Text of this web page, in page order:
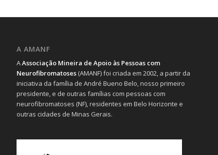
A AMANF
AAssociação Mineira de Apoio às Pessoas com
Neurofibromatoses(AMANF) foi criada em 2002, a partir da
iniciativa da família de André Bueno Belo, nosso primeiro
presidente, e de outras famílias com pessoas com
neurofibromatoses (NF), residentes em Belo Horizonte e
outras cidades de Minas Gerais.